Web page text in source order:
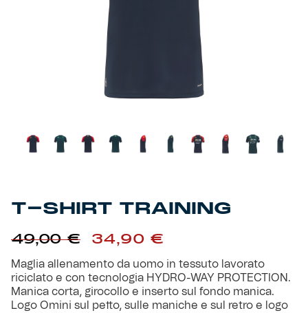
Settore giovanile
Genoa for Special
Rappresentanza
Urban Collection
Throwback Duemila
Sebago x Genoa
T-SHIRT TRAINING
49,00€
Il
prezzo
originale
era:
49,00 €.
34,90 €
attuale
è:
34,90 €.
Maglia allenamento da uomo in tessuto lavorato
riciclato e con tecnologia HYDRO-WAY PROTECTION.
Manica corta, girocollo e inserto sul fondo manica.
Logo Omini sul petto, sulle maniche e sul retro e logo